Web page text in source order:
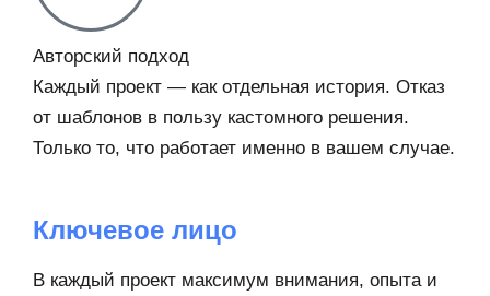
Авторский подход
Каждый проект — как отдельная история. Отказ
от шаблонов в пользу кастомного решения.
Только то, что работает именно в вашем случае.
Ключевое лицо
В каждый проект максимум внимания, опыта и